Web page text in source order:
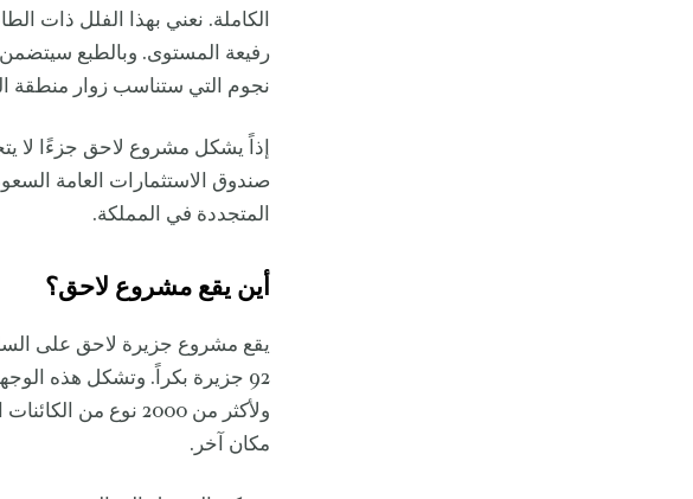
الكاملة. نعني بهذا الفلل ذات
رفيعة المستوى. وبالطبع
نجوم التي ستناسب زوار منطقة
إذاً يشكل مشروع لاحق جزءًا لا
صندوق الاستثمارات العامة
المتجددة في المملكة.
أين يقع مشروع لاحق؟
يقع مشروع جزيرة لاحق على
92 جزيرة بكراً. وتشكل هذه
ولأكثر من 2000 نوع
مكان آخر.